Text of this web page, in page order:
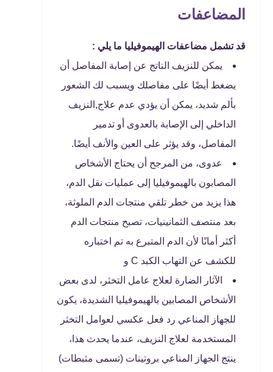
المضاعفات
قد تشمل مضاعفات الهيموفيليا ما يلي :
يمكن للنزيف الناتج عن إصابة المفاصل أن
يضغط أيضًا على مفاصلك ويسبب لك الشعور
بألم شديد، يمكن أن يؤدي عدم علاج,النزيف
الداخلي إلى الإصابة بالعدوى أو تدمير
المفاصل، وقد يؤثر على العين والأنف أيضًا.
عدوى، من المرجح أن يحتاج الأشخاص
المصابون بالهيموفيليا إلى عمليات نقل الدم،
هذا يزيد من خطر تلقي منتجات الدم الملوثة،
بعد منتصف الثمانينيات، تصبح منتجات الدم
أكثر أمانًا لأن الدم المتبرع به تم اختباره
للكشف عن التهاب الكبد C و
الآثار الضارة لعلاج عامل التخثر، لدى بعض
الأشخاص المصابين بالهيموفيليا الشديدة، يكون
للجهاز المناعي رد فعل عكسي لعوامل التخثر
المستخدمة لعلاج النزيف، عندما يحدث هذا،
ينتج الجهاز المناعي بروتينات (تسمى مثبطات)